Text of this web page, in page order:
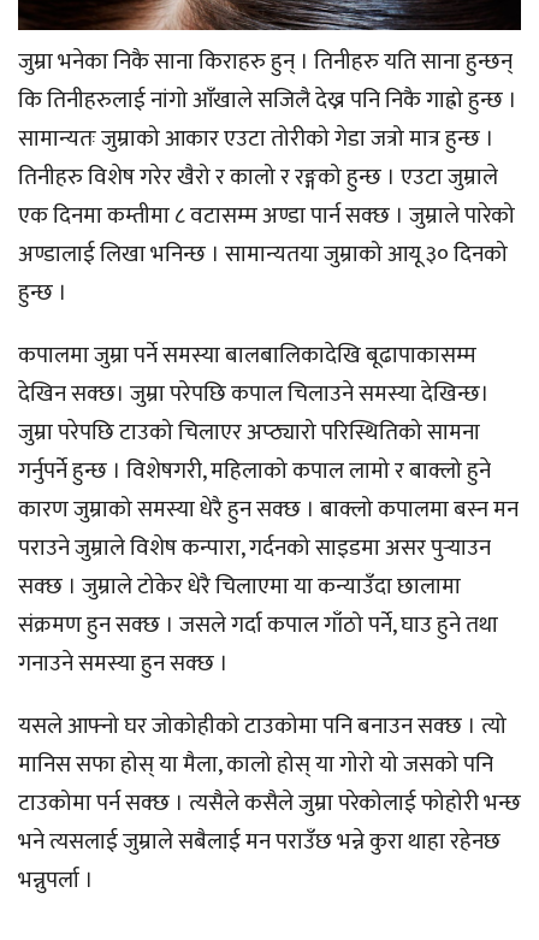
जुम्रा भनेका निकै साना किराहरु हुन् । तिनीहरु यति साना हुन्छन्
कि तिनीहरुलाई नांगो आँखाले सजिलै देख्न पनि निकै गाह्रो हुन्छ ।
सामान्यतः जुम्राको आकार एउटा तोरीको गेडा जत्रो मात्र हुन्छ ।
तिनीहरु विशेष गरेर खैरो र कालो र रङ्गको हुन्छ । एउटा जुम्राले
एक दिनमा कम्तीमा ८ वटासम्म अण्डा पार्न सक्छ । जुम्राले पारेको
अण्डालाई लिखा भनिन्छ । सामान्यतया जुम्राको आयू ३० दिनको
हुन्छ ।
कपालमा जुम्रा पर्ने समस्या बालबालिकादेखि बूढापाकासम्म
देखिन सक्छ। जुम्रा परेपछि कपाल चिलाउने समस्या देखिन्छ।
जुम्रा परेपछि टाउको चिलाएर अप्ठ्यारो परिस्थितिको सामना
गर्नुपर्ने हुन्छ । विशेषगरी, महिलाको कपाल लामो र बाक्लो हुने
कारण जुम्राको समस्या धेरै हुन सक्छ । बाक्लो कपालमा बस्न मन
पराउने जुम्राले विशेष कन्पारा, गर्दनको साइडमा असर पुर्‍याउन
सक्छ । जुम्राले टोकेर धेरै चिलाएमा या कन्याउँदा छालामा
संक्रमण हुन सक्छ । जसले गर्दा कपाल गाँठो पर्ने, घाउ हुने तथा
गनाउने समस्या हुन सक्छ ।
यसले आफ्नो घर जोकोहीको टाउकोमा पनि बनाउन सक्छ । त्यो
मानिस सफा होस् या मैला, कालो होस् या गोरो यो जसको पनि
टाउकोमा पर्न सक्छ । त्यसैले कसैले जुम्रा परेकोलाई फोहोरी भन्छ
भने त्यसलाई जुम्राले सबैलाई मन पराउँछ भन्ने कुरा थाहा रहेनछ
भन्नुपर्ला ।